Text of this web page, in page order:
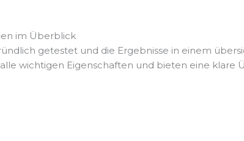
im Überblick
getestet und die Ergebnisse in einem
wichtigen Eigenschaften und bieten eine klare